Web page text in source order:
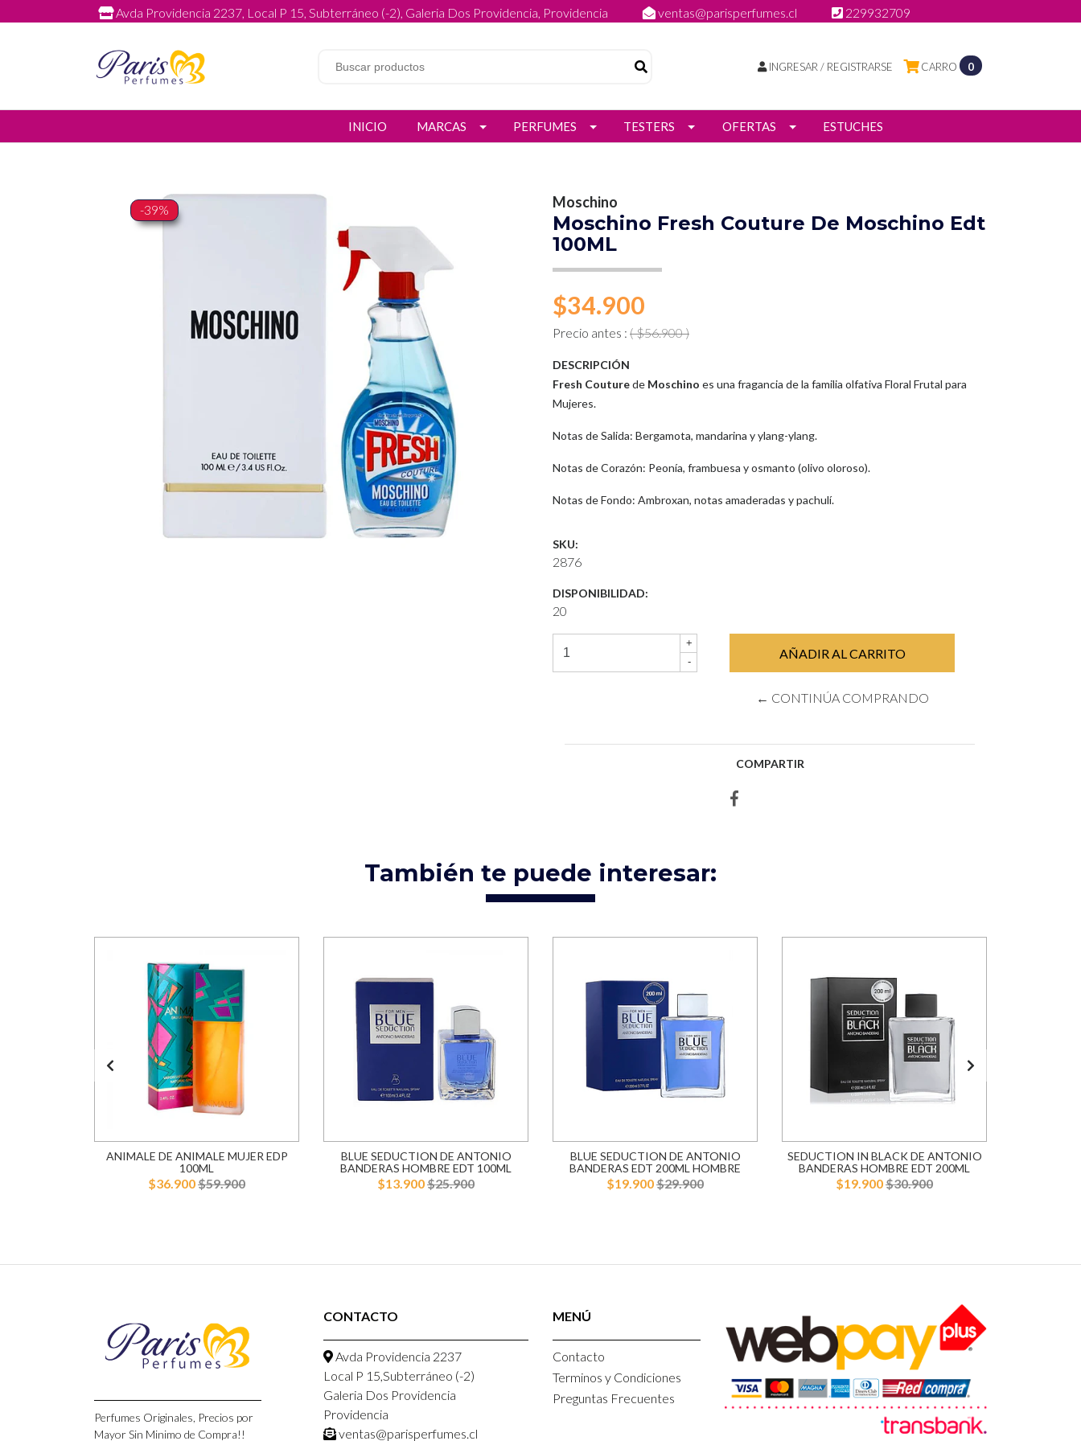
Avda Providencia 2237, Local P 15, Subterráneo (-2), Galeria Dos Providencia, Providencia ventas@parisperfumes.cl 229932709
CARRO 0
INGRESAR / REGISTRARSE
INICIO MARCAS PERFUMES TESTERS OFERTAS ESTUCHES
-39% Moschino
Moschino Fresh Couture De Moschino Edt
100ML
$34.900
Precio antes : ( $56.900 )
DESCRIPCIÓN
Fresh Couturede Moschino es una fragancia de la familia olfativa Floral Frutal para
Mujeres.
Notas de Salida: Bergamota, mandarina y ylang-ylang.
Notas de Corazón: Peonía, frambuesa y osmanto (olivo oloroso).
Notas de Fondo: Ambroxan, notas amaderadas y pachulí.
SKU:
2876
DISPONIBILIDAD:
20
+
-
← CONTINÚA COMPRANDO
COMPARTIR
También te puede interesar:
ANIMALE DE ANIMALE MUJER EDP
100ML
$36.900$59.900
BLUE SEDUCTION DE ANTONIO
BANDERAS HOMBRE EDT 100ML
$13.900$25.900
BLUE SEDUCTION DE ANTONIO
BANDERAS EDT 200ML HOMBRE
$19.900$29.900
SEDUCTION IN BLACK DE ANTONIO
BANDERAS HOMBRE EDT 200ML
$19.900$30.900
Perfumes Originales, Precios por
Mayor Sin Minimo de Compra!!
CONTACTO
Avda Providencia 2237
Local P 15,Subterráneo (-2)
Galeria Dos Providencia
Providencia
ventas@parisperfumes.cl
MENÚ
Contacto
Terminos y Condiciones
Preguntas Frecuentes